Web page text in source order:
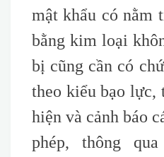
mật khẩu có nằm
bằng kim loại
bị cũng cần có
theo kiểu bạo lực,
hiện và cảnh báo
phép, thông